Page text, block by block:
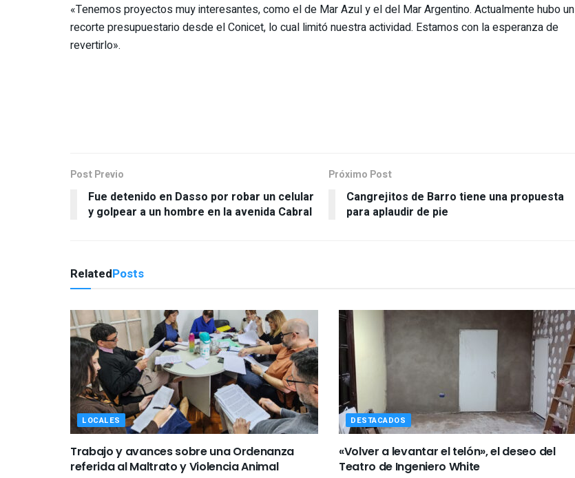
«Tenemos proyectos muy interesantes, como el de Mar Azul y el del Mar Argentino. Actualmente hubo un
recorte presupuestario desde el Conicet, lo cual limitó nuestra actividad. Estamos con la esperanza de
revertirlo».
Post Previo
Fue detenido en Dasso por robar un celular
y golpear a un hombre en la avenida Cabral
Próximo Post
Cangrejitos de Barro tiene una propuesta
para aplaudir de pie
RelatedPosts
LOCALES
Trabajo y avances sobre una Ordenanza
referida al Maltrato y Violencia Animal
DESTACADOS
«Volver a levantar el telón», el deseo del
Teatro de Ingeniero White